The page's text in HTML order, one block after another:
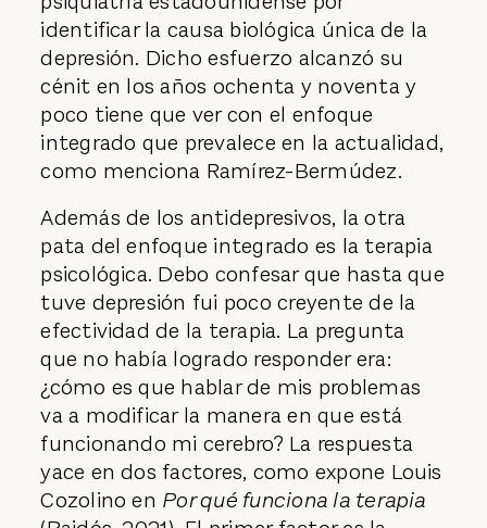
identificar la causa biológica única de la
depresión. Dicho esfuerzo alcanzó su
cénit en los años ochenta y noventa y
poco tiene que ver con el enfoque
integrado que prevalece en la actualidad,
como menciona Ramírez-Bermúdez.
Además de los antidepresivos, la otra
pata del enfoque integrado es la terapia
psicológica. Debo confesar que hasta que
tuve depresión fui poco creyente de la
efectividad de la terapia. La pregunta
que no había logrado responder era:
¿cómo es que hablar de mis problemas
va a modificar la manera en que está
funcionando mi cerebro? La respuesta
yace en dos factores, como expone Louis
Cozolino en Por qué funciona la terapia